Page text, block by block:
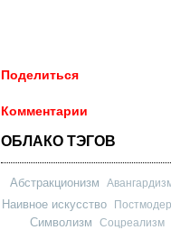
Поделиться
Комментарии
ОБЛАКО ТЭГОВ
Абстракционизм
Наивное искусство
Символизм Соцреализм